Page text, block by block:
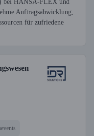
bei HANSA-FLEX und
Auftragsabwicklung,
für zufriedene